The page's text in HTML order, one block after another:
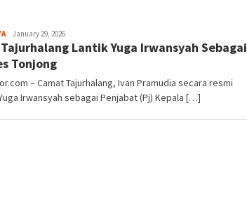
Aga
Alamanda
January 29, 2026
Lantik Yuga Irwansyah Sebagai
Tonjong
– Camat Tajurhalang, Ivan Pramudia secara resmi
Irwansyah sebagai Penjabat (Pj) Kepala […]